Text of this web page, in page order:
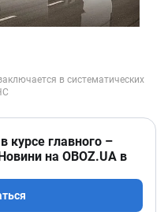
курсе главного –
на OBOZ.UA в